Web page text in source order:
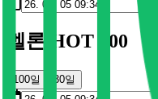
멜론 HOT 100
100일 30일